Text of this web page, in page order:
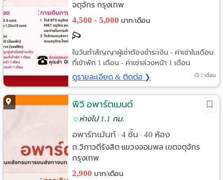
จตุจักร กรุงเทพ
4,500 - 5,000 บาท/เดือน
ในวันทำสัญญาผู้เช่่าต้องชำระเงิน - ค่าเช่าในเดือน
ที่เข้าพัก 1 เดือน - ค่าเช่าล่วงหน้า 1 เดือน
ดูรายละเอียด & ติดต่อ ❯ 2 เดือน
พีวี อพาร์ตเมนต์
ห่างไป 1.1 กม.
อพาร์ทเม้นท์ • 4 ชั้น • 40 ห้อง
ถ.วิภาวดีรังสิต แขวงจอมพล เขตจตุจักร
กรุงเทพ
2,900 บาท/เดือน